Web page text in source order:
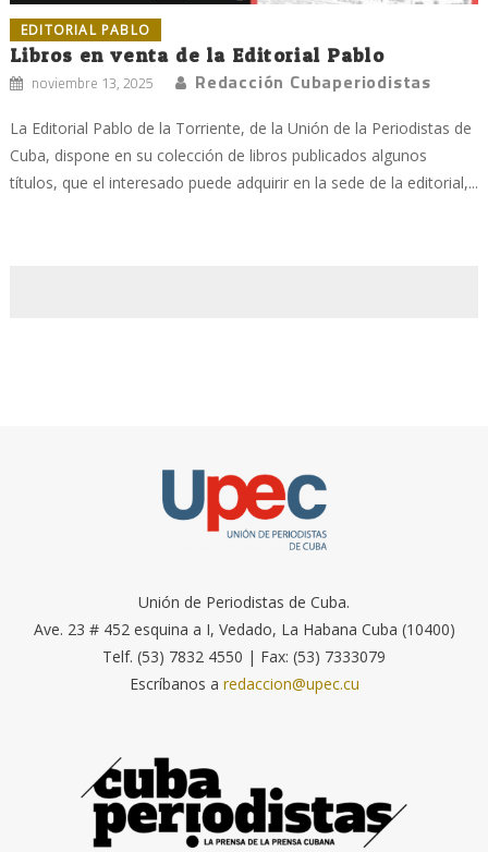
EDITORIAL PABLO
Libros en venta de la Editorial Pablo
noviembre 13, 2025 Redacción Cubaperiodistas
La Editorial Pablo de la Torriente, de la Unión de la Periodistas de
Cuba, dispone en su colección de libros publicados algunos
títulos, que el interesado puede adquirir en la sede de la editorial,...
Unión de Periodistas de Cuba.
Ave. 23 # 452 esquina a I, Vedado, La Habana Cuba (10400)
Telf. (53) 7832 4550 | Fax: (53) 7333079
Escríbanos a redaccion@upec.cu